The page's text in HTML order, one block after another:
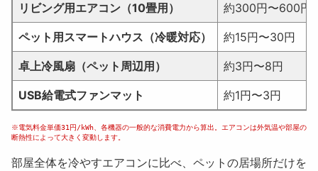
リビング用エアコン（10畳用） 約300円〜600円
ペット用スマートハウス（冷暖対応） 約15円〜30円
卓上冷風扇（ペット周辺用） 約3円〜8円
USB給電式ファンマット 約1円〜3円
※電気料金単価31円/kWh、各機器の一般的な消費電力から算出。エアコンは外気温や部屋の
断熱性によって大きく変動します。
部屋全体を冷やすエアコンに比べ、ペットの居場所だけを